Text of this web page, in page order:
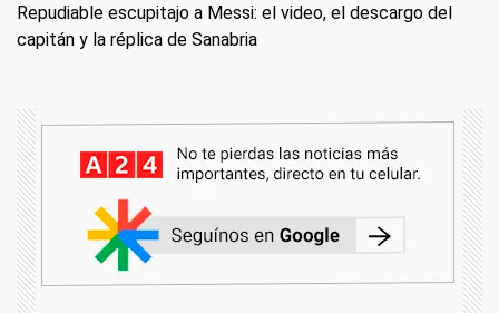
Repudiable escupitajo a Messi: el video, el descargo del
capitán y la réplica de Sanabria